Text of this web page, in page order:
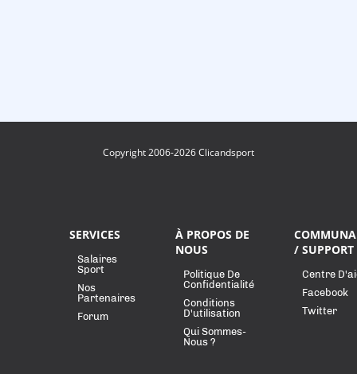
Copyright 2006-2026 Clicandsport
SERVICES
Salaires
Sport
Nos
Partenaires
Forum
À PROPOS DE
NOUS
Politique De
Confidentialité
Conditions
D'utilisation
Qui Sommes-
Nous ?
/ SUPPORT
Centre
Facebook
Twitter